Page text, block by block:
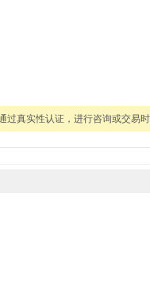
真实性认证，进行咨询或交易